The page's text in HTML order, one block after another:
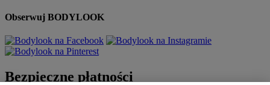
Obserwuj BODYLOOK
Bezpieczne płatności